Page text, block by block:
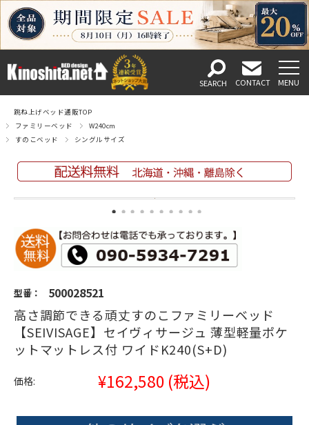
跳ね上げベッド通販TOP
ファミリーベッド
W240cm
すのこベッド
シングルサイズ
型番： 500028521
高さ調節できる頑丈すのこファミリーベッド
【SEIVISAGE】セイヴィサージュ 薄型軽量ポケ
ットマットレス付 ワイドK240(S+D)
価格: ¥162,580 (税込)